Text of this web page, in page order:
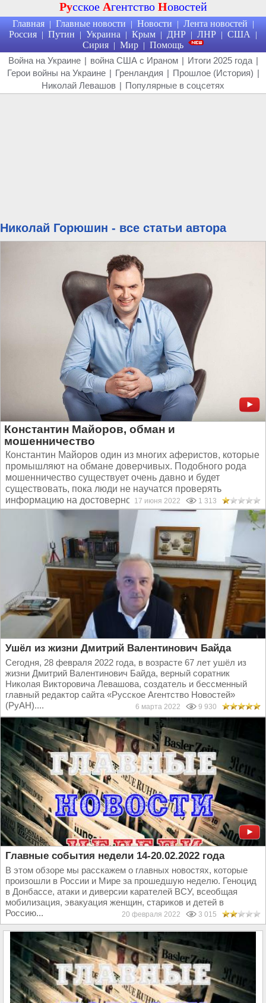
Русское Агентство Новостей
Главная | Главные новости | Новости | Лента новостей |
Россия | Путин | Украина | Крым | ДНР | ЛНР | США |
Сирия | Мир | Помощь
Война на Украине | война США с Ираном | Итоги 2025 года |
Герои войны на Украине | Гренландия | Прошлое (История) |
Николай Левашов | Популярные в соцсетях
Николай Горюшин - все статьи автора
Константин Майоров, обман и
мошенничество
Константин Майоров один из многих аферистов, которые
промышляют на обмане доверчивых. Подобного рода
мошенничество существует очень давно и будет
существовать, пока люди не научатся проверять
информацию на достоверность...17 июня 2022 1 313
Ушёл из жизни Дмитрий Валентинович Байда
Сегодня, 28 февраля 2022 года, в возрасте 67 лет ушёл из
жизни Дмитрий Валентинович Байда, верный соратник
Николая Викторовича Левашова, создатель и бессменный
главный редактор сайта «Русское Агентство Новостей»
(РуАН)....
6 марта 2022 9 930
Главные события недели 14-20.02.2022 года
В этом обзоре мы расскажем о главных новостях, которые
произошли в России и Мире за прошедшую неделю. Геноцид
в Донбассе, атаки и диверсии карателей ВСУ, всеобщая
мобилизация, эвакуация женщин, стариков и детей в
Россию...
20 февраля 2022 3 015